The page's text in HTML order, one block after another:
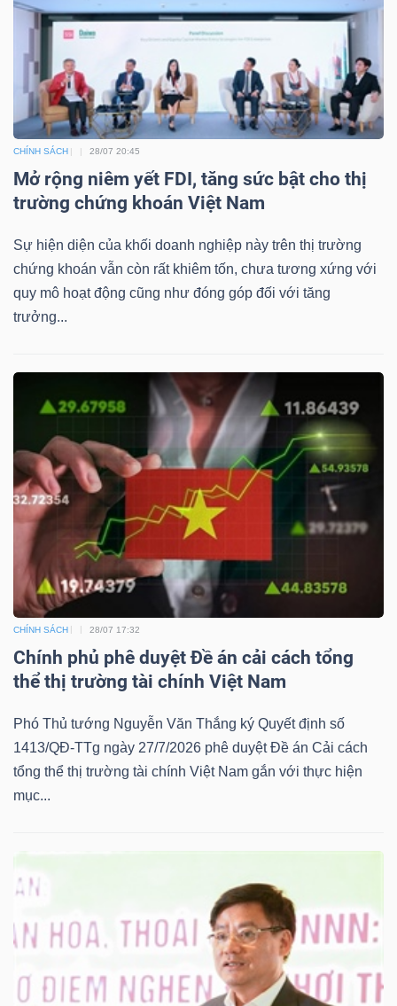
CHÍNH SÁCH 28/07 20:45
Mở rộng niêm yết FDI, tăng sức bật cho thị
trường chứng khoán Việt Nam
Sự hiện diện của khối doanh nghiệp này trên thị trường
chứng khoán vẫn còn rất khiêm tốn, chưa tương xứng với
quy mô hoạt động cũng như đóng góp đối với tăng
trưởng...
CHÍNH SÁCH 28/07 17:32
Chính phủ phê duyệt Đề án cải cách tổng
thể thị trường tài chính Việt Nam
Phó Thủ tướng Nguyễn Văn Thắng ký Quyết định số
1413/QĐ-TTg ngày 27/7/2026 phê duyệt Đề án Cải cách
tổng thể thị trường tài chính Việt Nam gắn với thực hiện
mục...